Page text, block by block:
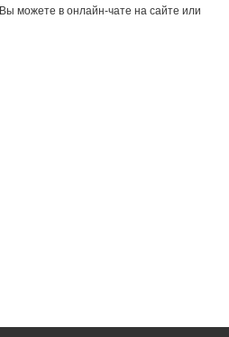
можете в онлайн-чате на сайте или